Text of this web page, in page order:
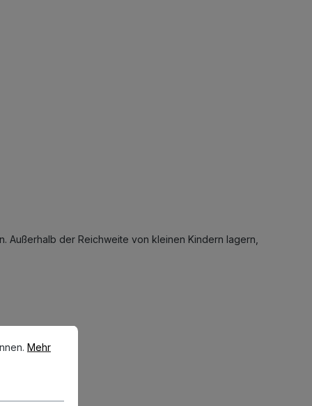
Außerhalb der Reichweite von kleinen Kindern lagern,
Mehr Informationen ...
Mehr